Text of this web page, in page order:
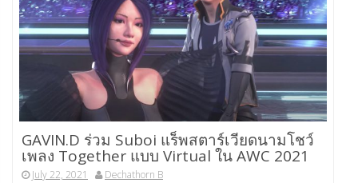
GAVIN.D ร่วม Suboi แร็พสตาร์เวียดนามโชว์
เพลง Together แบบ Virtual ใน AWC 2021
July 22, 2021 Dechathorn B